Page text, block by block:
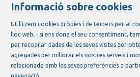
Link a instagram
Link a youtube
Link a twitter
Link a facebook
Informació sobre cookies
Utilitzem cookies pròpies i de tercers per al
lloc web, i si ens dona el seu consentiment,
per recopilar dades de les seves visites per
agregades per millorar els nostres serveis i
relacionada amb les seves preferències a